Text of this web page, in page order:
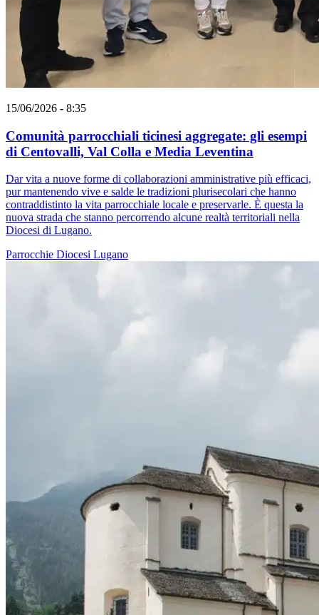
15/06/2026 - 8:35
Comunità parrocchiali ticinesi aggregate: gli esempi
di Centovalli, Val Colla e Media Leventina
Dar vita a nuove forme di collaborazioni amministrative più efficaci,
pur mantenendo vive e salde le tradizioni plurisecolari che hanno
contraddistinto la vita parrocchiale locale e preservarle. È questa la
nuova strada che stanno percorrendo alcune realtà territoriali nella
Diocesi di Lugano.
Parrocchie Diocesi Lugano